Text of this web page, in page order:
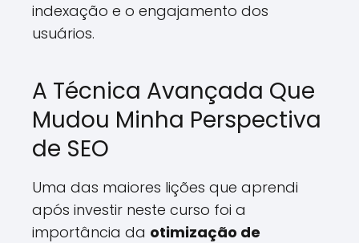
indexação e o engajamento dos
usuários.
A Técnica Avançada Que
Mudou Minha Perspectiva
de SEO
Uma das maiores lições que aprendi
após investir neste curso foi a
importância da otimização de